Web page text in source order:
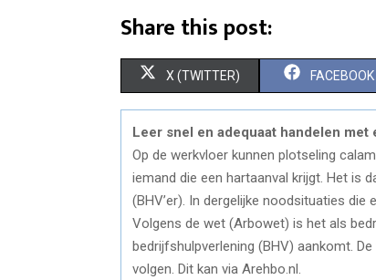
Share this post:
S
H
A
R
E
O
N
X (TWITTER) S
H
A
R
E
FACEBOOK
Leer snel en adequaat handelen met
Op de werkvloer kunnen plotseling
iemand die een hartaanval krijgt. Het is
(BHV’er). In dergelijke noodsituaties die
Volgens de wet (Arbowet) is het als
bedrijfshulpverlening (BHV) aankomt.
volgen. Dit kan via Arehbo.nl.